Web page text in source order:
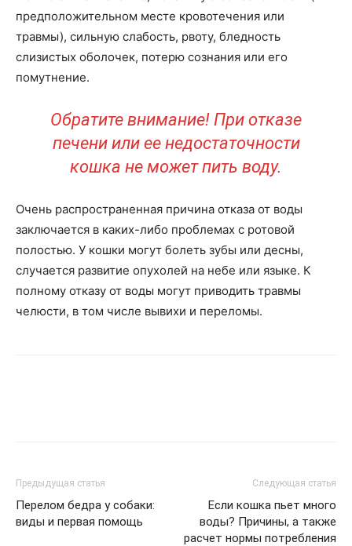
предположительном месте кровотечения или
травмы), сильную слабость, рвоту, бледность
слизистых оболочек, потерю сознания или его
помутнение.
Обратите внимание! При отказе
печени или ее недостаточности
кошка не может пить воду.
Очень распространенная причина отказа от воды
заключается в каких-либо проблемах с ротовой
полостью. У кошки могут болеть зубы или десны,
случается развитие опухолей на небе или языке. К
полному отказу от воды могут приводить травмы
челюсти, в том числе вывихи и переломы.
Предыдущая статья
Перелом бедра у собаки:
виды и первая помощь
Следующая статья
Если кошка пьет много
воды? Причины, а также
расчет нормы потребления